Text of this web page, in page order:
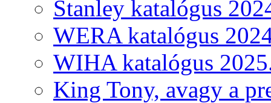
Stanley katalógus
WERA katalógus
WIHA katalógus
King Tony, avagy a